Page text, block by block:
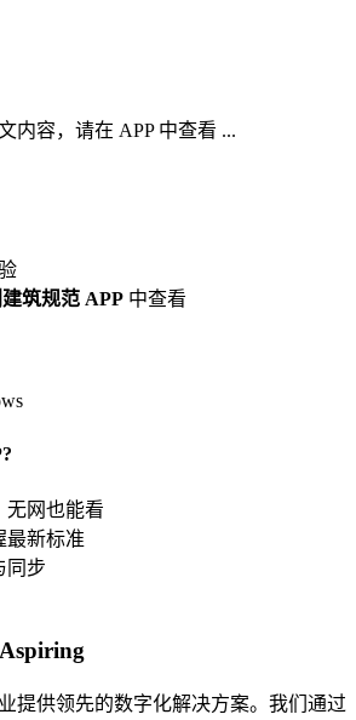
内容，请在 APP 中查看 ...
建筑规范 APP 中查看
无网也能看
最新标准
同步
提供领先的数字化解决方案。我们通过